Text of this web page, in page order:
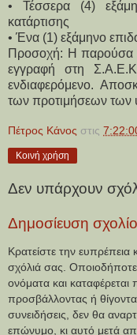
• Τέσσερα (4)
κατάρτισης
• Ένα (1) εξάμηνο
Προσοχή: Η παρούσα
εγγραφή στη
ενδιαφερόμενο.
των προτιμήσεων των
Πέτρος Κάνος στις
Κοινή χρήση
Δεν υπάρχουν
Δημοσίευση
Κρατείστε την ευπρέπεια
σχόλιά σας.
ονόματα και
προσβάλλοντας ή
συνειδήσεις, δεν θα
επώνυμο, κι αυτό μετά